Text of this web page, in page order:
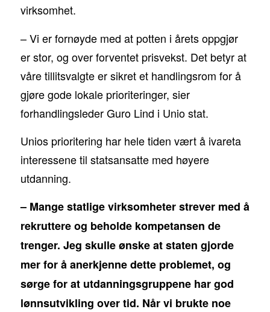
virksomhet.
– Vi er fornøyde med at potten i årets oppgjør
er stor, og over forventet prisvekst. Det betyr at
våre tillitsvalgte er sikret et handlingsrom for å
gjøre gode lokale prioriteringer, sier
forhandlingsleder Guro Lind i Unio stat.
Unios prioritering har hele tiden vært å ivareta
interessene til statsansatte med høyere
utdanning.
– Mange statlige virksomheter strever med å
rekruttere og beholde kompetansen de
trenger. Jeg skulle ønske at staten gjorde
mer for å anerkjenne dette problemet, og
sørge for at utdanningsgruppene har god
lønnsutvikling over tid. Når vi brukte noe